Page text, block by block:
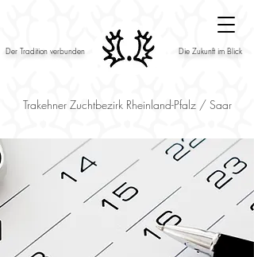
Der Tradition verbunden Die Zukunft im Blick
Trakehner Zuchtbezirk Rheinland-Pfalz / Saar